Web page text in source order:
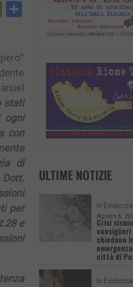
PrintFriendly
Condividi
stati
ogni
con
di
per
e
ULTIME NOTIZIE
In Evidenza
Agosto 6,
Crisi
consiglieri
chiedono
città di
In Evidenza